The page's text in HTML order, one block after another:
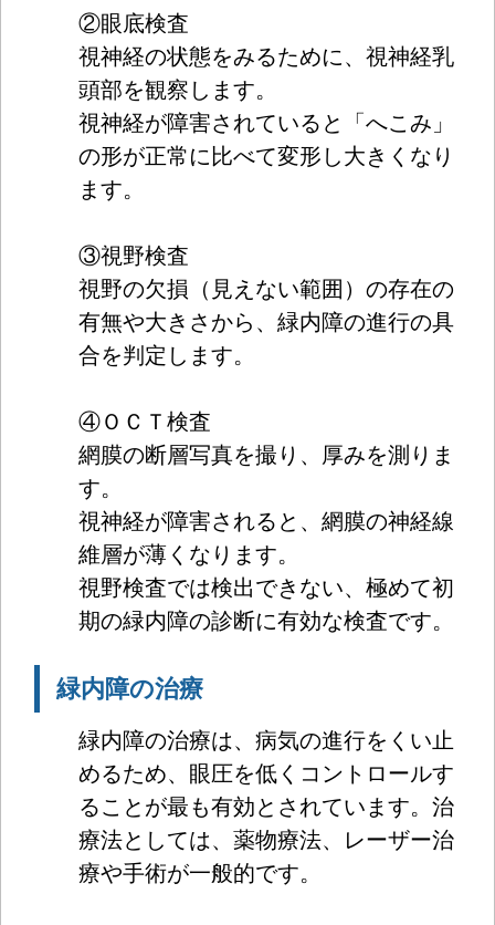
②眼底検査
視神経の状態をみるために、視神経乳
頭部を観察します。
視神経が障害されていると「へこみ」
の形が正常に比べて変形し大きくなり
ます。
③視野検査
視野の欠損（見えない範囲）の存在の
有無や大きさから、緑内障の進行の具
合を判定します。
④ＯＣＴ検査
網膜の断層写真を撮り、厚みを測りま
す。
視神経が障害されると、網膜の神経線
維層が薄くなります。
視野検査では検出できない、極めて初
期の緑内障の診断に有効な検査です。
緑内障の治療
緑内障の治療は、病気の進行をくい止
めるため、眼圧を低くコントロールす
ることが最も有効とされています。治
療法としては、薬物療法、レーザー治
療や手術が一般的です。